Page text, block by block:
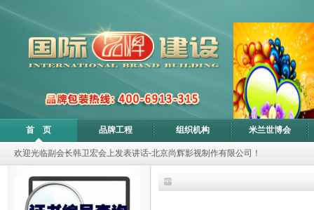
首 页 品牌工程 组织机构 米兰世博会
欢迎光临副会长韩卫宏会上发表讲话-北京尚辉影视制作有限公司！